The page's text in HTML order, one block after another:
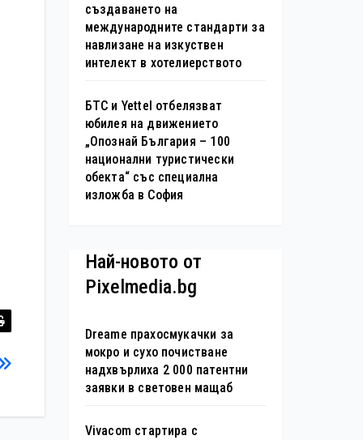
създаването на
международните стандарти за
навлизане на изкуствен
интелект в хотелиерството
БТС и Yettel отбелязват
юбилея на движението
„Опознай България – 100
национални туристически
обекта“ със специална
изложба в София
Най-новото от
Pixelmedia.bg
Dreame прахосмукачки за
мокро и сухо почистване
надхвърлиха 2 000 патентни
заявки в световен мащаб
Vivacom стартира с